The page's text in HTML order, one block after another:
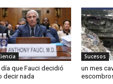
día que Fauci decidió
decir nada
Sucesos
un mes